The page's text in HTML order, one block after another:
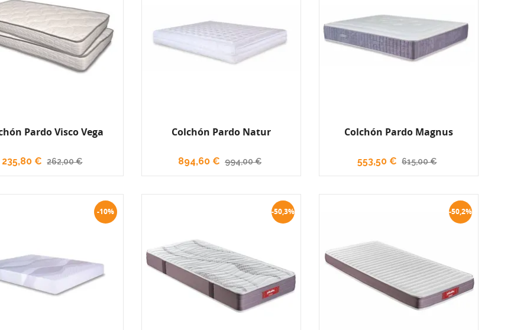
Pardo Visco Vega
235,80 € 262,00 €
Colchón Pardo Natur
894,60 € 994,00 €
Colchón Pardo Magnus
553,50 € 615,00 €
-10% -50,3% -50,2%